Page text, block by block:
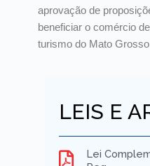
aprovação de
beneficiar o comércio
turismo do Mato
LEIS E
Lei